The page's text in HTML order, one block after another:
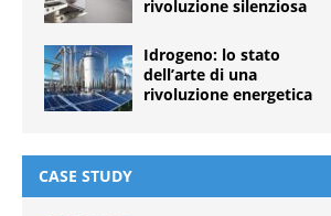
rivoluzione silenziosa
Idrogeno: lo stato
dell’arte di una
rivoluzione energetica
CASE STUDY